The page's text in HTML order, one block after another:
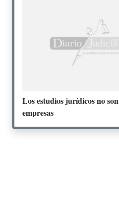
Los estudios jurídicos no son
empresas